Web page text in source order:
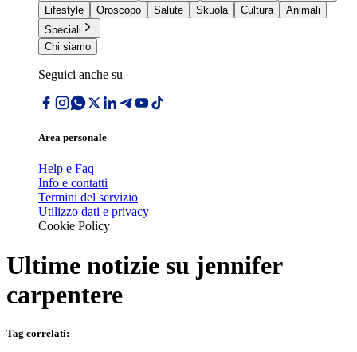
Lifestyle
Oroscopo Salute Skuola Cultura
Animali
Speciali
Chi siamo
Seguici anche su
Area personale
Help e Faq
Info e contatti
Termini del servizio
Utilizzo dati e privacy
Cookie Policy
Ultime notizie su jennifer
carpentere
Tag correlati: